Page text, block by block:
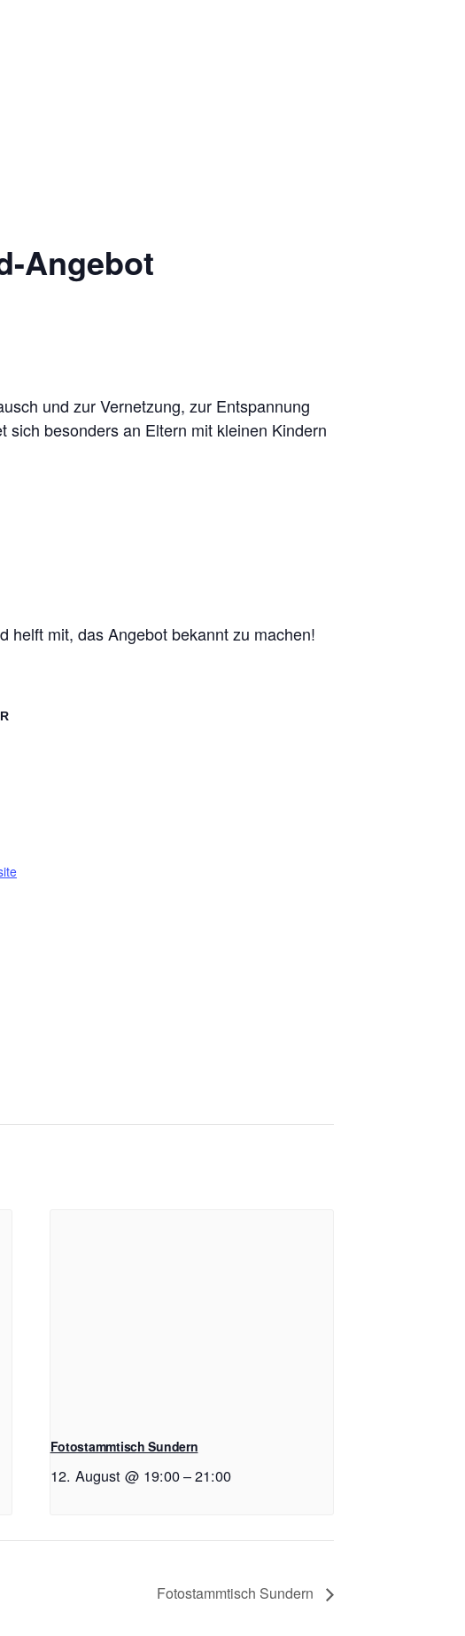
Angebot
und zur Vernetzung, zur Entspannung
besonders an Eltern mit kleinen Kindern
helft mit, das Angebot bekannt zu machen!
Fotostammtisch Sundern
12. August @ 19:00–21:00
Fotostammtisch Sundern